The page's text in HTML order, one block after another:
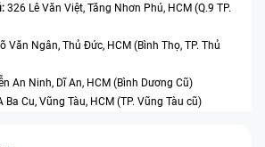
326 Lê Văn Việt, Tăng Nhơn Phú, HCM (Q.9 TP.
Văn Ngân, Thủ Đức, HCM (Bình Thọ, TP. Thủ
An Ninh, Dĩ An, HCM (Bình Dương Cũ)
Ba Cu, Vũng Tàu, HCM (TP. Vũng Tàu cũ)